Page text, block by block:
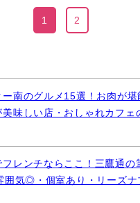
1 2
ー南のグルメ15選！お肉が堪
味しい店・おしゃれカフェ
フレンチならここ！三鷹通の
囲気◎・個室あり・リーズナ